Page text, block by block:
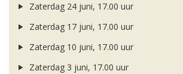
Zaterdag 24 juni, 17.00 uur
Zaterdag 17 juni, 17.00 uur
Zaterdag 10 juni, 17.00 uur
Zaterdag 3 juni, 17.00 uur